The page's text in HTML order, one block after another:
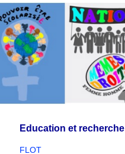
Education et recherche
FLOT